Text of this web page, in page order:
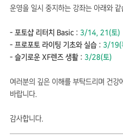
운영을 일시 중지하는 강좌는 아래와 같
- 포토샵 리터치 Basic : 3/14, 21(토)
- 프로포토 라이팅 기초와 실습 : 3/19(
- 슬기로운 XF렌즈 생활 : 3/28(토)
여러분의 깊은 이해를 부탁드리며 건강
바랍니다.
감사합니다.